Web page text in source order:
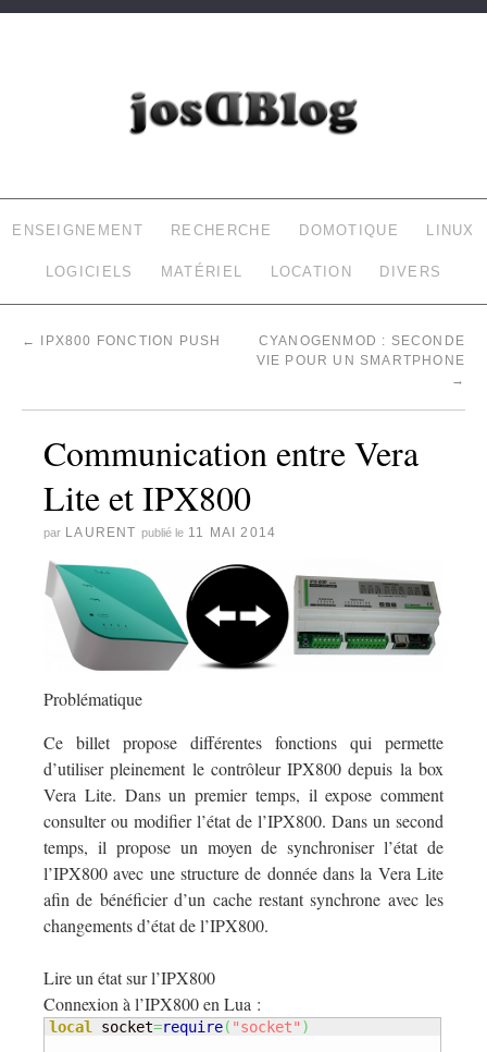
ENSEIGNEMENT RECHERCHE DOMOTIQUE LINUX
LOGICIELS MATÉRIEL LOCATION DIVERS
← IPX800 FONCTION PUSH
CYANOGENMOD : SECONDE
VIE POUR UN SMARTPHONE
→
Communication entre Vera
Lite et IPX800
par LAURENT publié le 11 MAI 2014
Problématique
Ce billet propose différentes fonctions qui permette
d’utiliser pleinement le contrôleur IPX800 depuis la box
Vera Lite. Dans un premier temps, il expose comment
consulter ou modifier l’état de l’IPX800. Dans un second
temps, il propose un moyen de synchroniser l’état de
l’IPX800 avec une structure de donnée dans la Vera Lite
afin de bénéficier d’un cache restant synchrone avec les
changements d’état de l’IPX800.
Lire un état sur l’IPX800
Connexion à l’IPX800 en Lua :
local socket=require( "socket" )